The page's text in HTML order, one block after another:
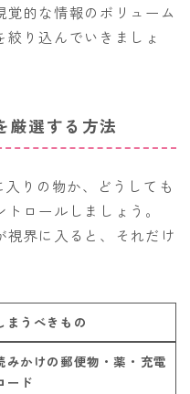
覚的な情報のボリューム
り込んでいきましょ
厳選する方法
りの物か、どうしても
ロールしましょう。
視界に入ると、それだけ
まうべきもの
みかけの郵便物・薬・充電
ード